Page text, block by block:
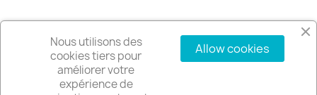
PRODUITS
NOTRE SOCIÉTÉ
Nous utilisons des
cookies tiers pour
améliorer votre
expérience de
Allow cookies